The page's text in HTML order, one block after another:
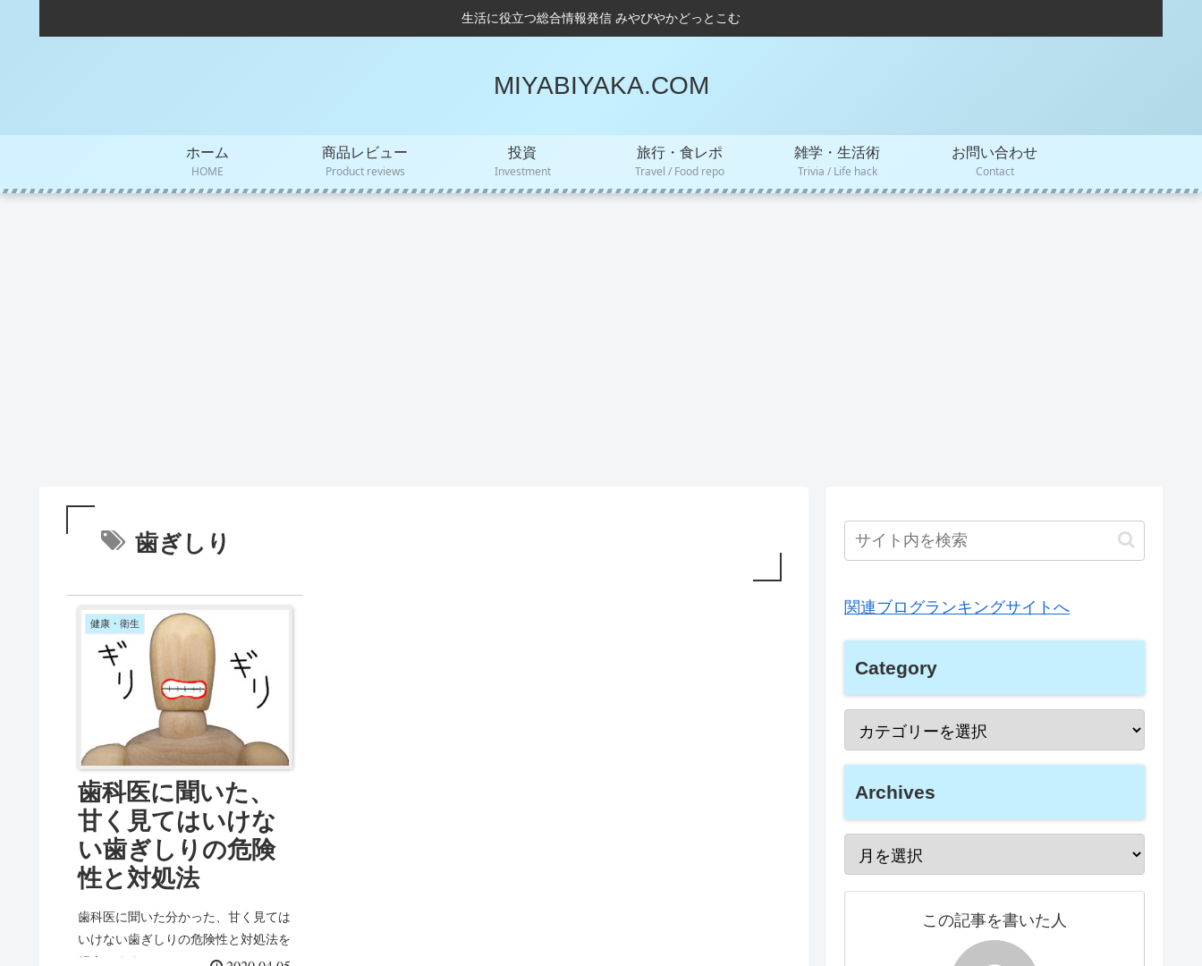
生活に役立つ総合情報発信 みやびやかどっとこむ
MIYABIYAKA.COM
ホーム
HOME
商品レビュー
Product reviews
投資
Investment
旅行・食レポ
Travel / Food repo
雑学・生活術
Trivia / Life hack
お問い合わせ
Contact
歯ぎしり
健康・衛生
歯科医に聞いた、
甘く見てはいけな
い歯ぎしりの危険
性と対処法
歯科医に聞いた分かった、甘く見ては
いけない歯ぎしりの危険性と対処法を
紹介します。
関連ブログランキングサイトへ
Category
Archives
この記事を書いた人